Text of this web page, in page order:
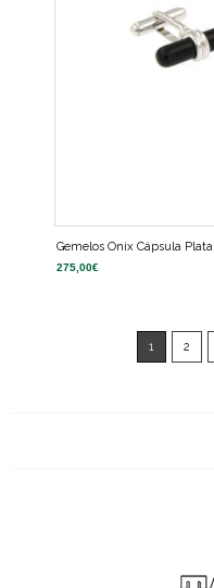
Gemelos Onix Cápsula Plata
275,00€
1 2